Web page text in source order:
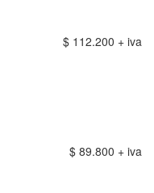
$ 112.200 + iva
$ 89.800 + iva